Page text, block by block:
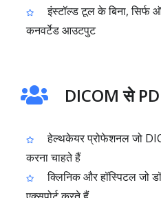
इंस्टॉल्ड टूल के बिना, सिर्फ
कनवर्टेड आउटपुट
DICOM से
हेल्थकेयर प्रोफेशनल जो
करना चाहते हैं
क्लिनिक और हॉस्पिटल जो